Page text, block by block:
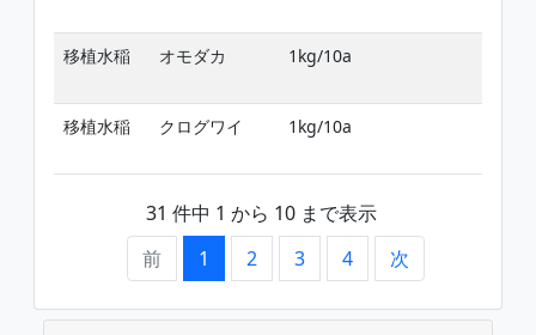
移植水稲 オモダカ 1kg/10a
移植水稲 クログワイ 1kg/10a
31 件中 1 から 10 まで表示
前
1 2 3 4 次